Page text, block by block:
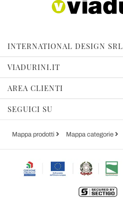
INTERNATIONAL DESIGN SRL
VIADURINI.IT
AREA CLIENTI
SEGUICI SU
Mappa prodotti Mappa categorie